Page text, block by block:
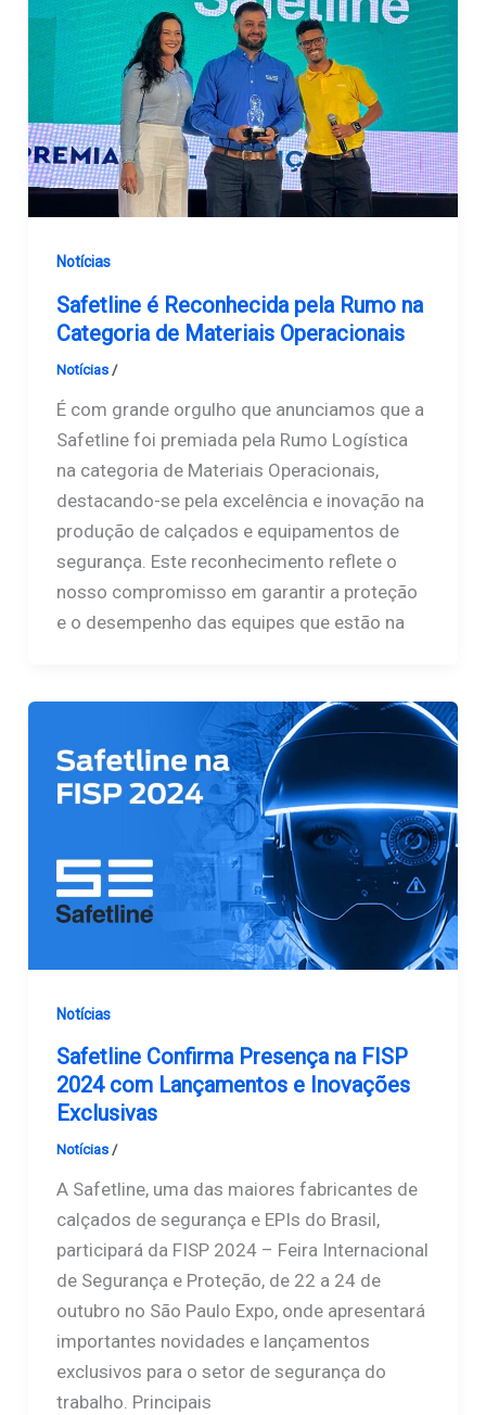
Notícias
Safetline é Reconhecida pela Rumo na
Categoria de Materiais Operacionais
Notícias/
É com grande orgulho que anunciamos que a
Safetline foi premiada pela Rumo Logística
na categoria de Materiais Operacionais,
destacando-se pela excelência e inovação na
produção de calçados e equipamentos de
segurança. Este reconhecimento reflete o
nosso compromisso em garantir a proteção
e o desempenho das equipes que estão na
Notícias
Safetline Confirma Presença na FISP
2024 com Lançamentos e Inovações
Exclusivas
Notícias/
A Safetline, uma das maiores fabricantes de
calçados de segurança e EPIs do Brasil,
participará da FISP 2024 – Feira Internacional
de Segurança e Proteção, de 22 a 24 de
outubro no São Paulo Expo, onde apresentará
importantes novidades e lançamentos
exclusivos para o setor de segurança do
trabalho. Principais